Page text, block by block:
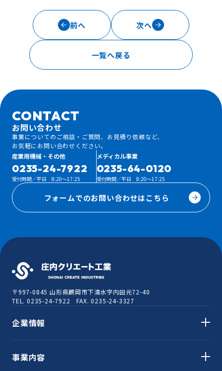
前へ
一覧へ戻る
次へ
CONTACT
お問い合わせ
事業についてのご相談・ご質問、お見積り依頼など、
お気軽にお問い合わせください。
産業用機械・その他
0235-24-7922
受付時間／平日 8:20～17:25
メディカル事業
0235-64-0120
受付時間／平日 8:20～17:25
フォームでのお問い合わせはこちら
〒997-0845 山形県鶴岡市下清水字内田元72-40
TEL. 0235-24-7922 FAX. 0235-24-3327
企業情報
事業内容